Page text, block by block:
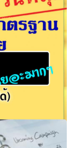
ากๆ ชั้น ป.2 (ไฟล์